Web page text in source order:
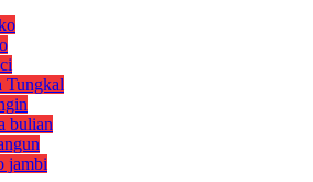
Tungkal
bulian
jambi